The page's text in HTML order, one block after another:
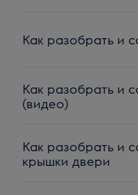
Как разобрать и
Как разобрать и
(видео)
Как разобрать и
крышки двери